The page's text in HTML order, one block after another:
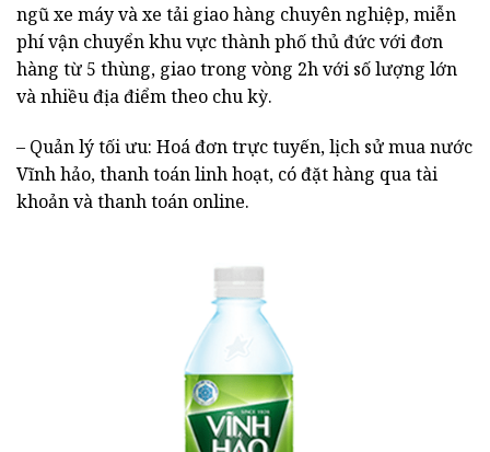
ngũ xe máy và xe tải giao hàng chuyên nghiệp, miễn
phí vận chuyển khu vực thành phố thủ đức với đơn
hàng từ 5 thùng, giao trong vòng 2h với số lượng lớn
và nhiều địa điểm theo chu kỳ.
– Quản lý tối ưu: Hoá đơn trực tuyến, lịch sử mua nước
Vĩnh hảo, thanh toán linh hoạt, có đặt hàng qua tài
khoản và thanh toán online.